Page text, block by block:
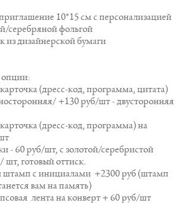
10*15 см с персонализацией
серебряной фольгой
из дизайнерской бумаги
(дресс-код, программа, цитата)
+130 руб/шт - двусторонняя
(дресс-код, программа) на
- 60 руб/шт, с золотой/серебристой
шт, готовый оттиск.
с инициалами +2300 руб (штамп
вам на память)
лента на конверт + 60 руб/шт